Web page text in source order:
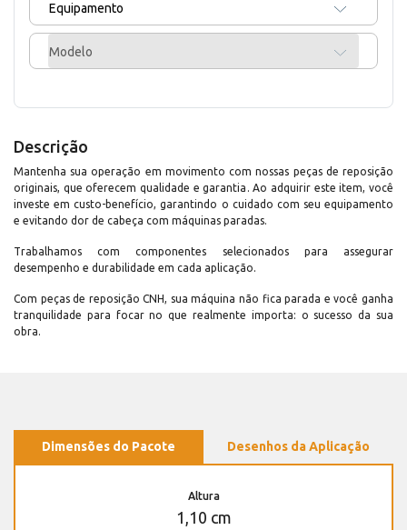
Equipamento
Modelo
Descrição
Mantenha sua operação em movimento com nossas peças de reposição
originais, que oferecem qualidade e garantia. Ao adquirir este item, você
investe em custo-benefício, garantindo o cuidado com seu equipamento
e evitando dor de cabeça com máquinas paradas.
Trabalhamos com componentes selecionados para assegurar
desempenho e durabilidade em cada aplicação.
Com peças de reposição CNH, sua máquina não fica parada e você ganha
tranquilidade para focar no que realmente importa: o sucesso da sua
obra.
Dimensões do Pacote Desenhos da Aplicação
Altura
1,10 cm